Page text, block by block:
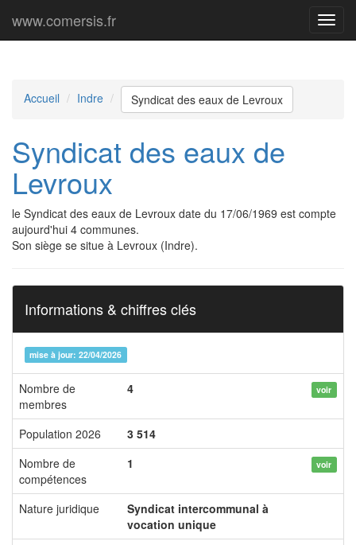
Menu
www.comersis.fr
Accueil Indre Syndicat des eaux de Levroux
Syndicat des eaux de
Levroux
le Syndicat des eaux de Levroux date du 17/06/1969 est compte
aujourd'hui 4 communes.
Son siège se situe à Levroux (Indre).
Informations & chiffres clés
mise à jour: 22/04/2026
Nombre de
membres
4 voir
Population 2026
3 514
Nombre de
compétences
1 voir
Nature juridique
Syndicat intercommunal à
vocation unique